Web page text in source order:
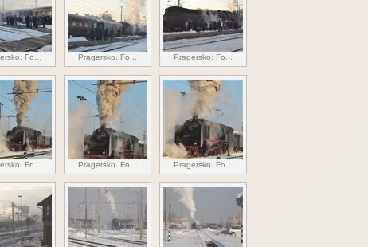
Fo... Pragersko. Fo... Pragersko. Fo...
Fo... Pragersko. Fo... Pragersko. Fo...